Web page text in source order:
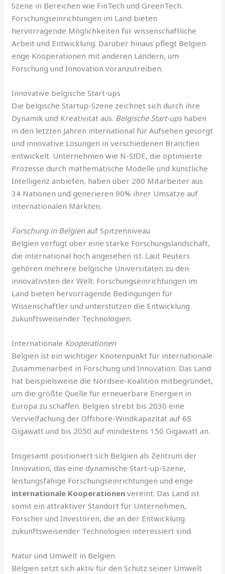
Szene in Bereichen wie FinTech und GreenTech.
Forschungseinrichtungen im Land bieten
hervorragende Möglichkeiten für wissenschaftliche
Arbeit und Entwicklung. Darüber hinaus pflegt Belgien
enge Kooperationen mit anderen Ländern, um
Forschung und Innovation voranzutreiben.
Innovative belgische Start-ups
Die belgische Startup-Szene zeichnet sich durch ihre
Dynamik und Kreativität aus. Belgische Start-upshaben
in den letzten Jahren international für Aufsehen gesorgt
und innovative Lösungen in verschiedenen Branchen
entwickelt. Unternehmen wie N-SIDE, die optimierte
Prozesse durch mathematische Modelle und künstliche
Intelligenz anbieten, haben über 200 Mitarbeiter aus
34 Nationen und generieren 90% ihrer Umsätze auf
internationalen Märkten.
Forschung in Belgienauf Spitzenniveau
Belgien verfügt über eine starke Forschungslandschaft,
die international hoch angesehen ist. Laut Reuters
gehören mehrere belgische Universitäten zu den
innovativsten der Welt. Forschungseinrichtungen im
Land bieten hervorragende Bedingungen für
Wissenschaftler und unterstützen die Entwicklung
zukunftsweisender Technologien.
Internationale Kooperationen
Belgien ist ein wichtiger Knotenpunkt für internationale
Zusammenarbeit in Forschung und Innovation. Das Land
hat beispielsweise die Nordsee-Koalition mitbegründet,
um die größte Quelle für erneuerbare Energien in
Europa zu schaffen. Belgien strebt bis 2030 eine
Vervielfachung der Offshore-Windkapazität auf 65
Gigawatt und bis 2050 auf mindestens 150 Gigawatt an.
Insgesamt positioniert sich Belgien als Zentrum der
Innovation, das eine dynamische Start-up-Szene,
leistungsfähige Forschungseinrichtungen und enge
internationale Kooperationen vereint. Das Land ist
somit ein attraktiver Standort für Unternehmen,
Forscher und Investoren, die an der Entwicklung
zukunftsweisender Technologien interessiert sind.
Natur und Umwelt in Belgien
Belgien setzt sich aktiv für den Schutz seiner Umwelt